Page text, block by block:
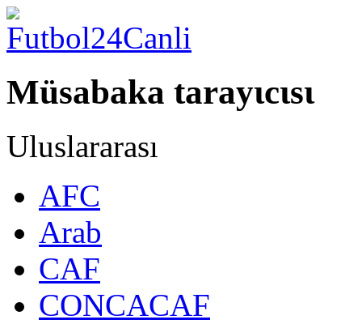
Müsabaka tarayιcιsι
Uluslararası
AFC
Arab
CAF
CONCACAF